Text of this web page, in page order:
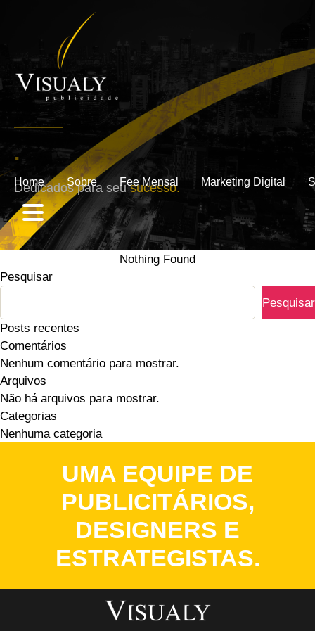
Home Sobre Fee Mensal Marketing Digital
.
Dedicados para seusucesso.
Nothing Found
Pesquisar
Pesquisar
Posts recentes
Comentários
Nenhum comentário para mostrar.
Arquivos
Não há arquivos para mostrar.
Categorias
Nenhuma categoria
UMA EQUIPE DE
PUBLICITÁRIOS,
DESIGNERS E
ESTRATEGISTAS.